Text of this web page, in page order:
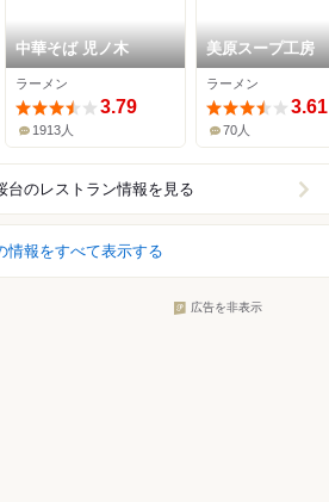
中華そば 児ノ木
ラーメン
3.79
1913人
美原スープ工房
ラーメン
3.61
70人
台のレストラン情報を見る
情報をすべて表示する
広告を非表示